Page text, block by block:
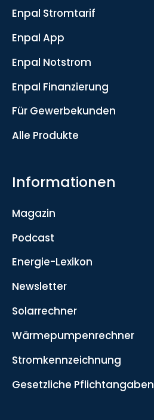
Enpal Stromtarif
Enpal App
Enpal Notstrom
Enpal Finanzierung
Für Gewerbekunden
Alle Produkte
Informationen
Magazin
Podcast
Energie-Lexikon
Newsletter
Solarrechner
Wärmepumpenrechner
Stromkennzeichnung
Gesetzliche Pflichtangaben